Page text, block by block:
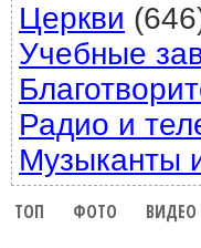
Церкви
Учебные
Радио и
Музыканты
ТОП ФОТО ВИДЕО